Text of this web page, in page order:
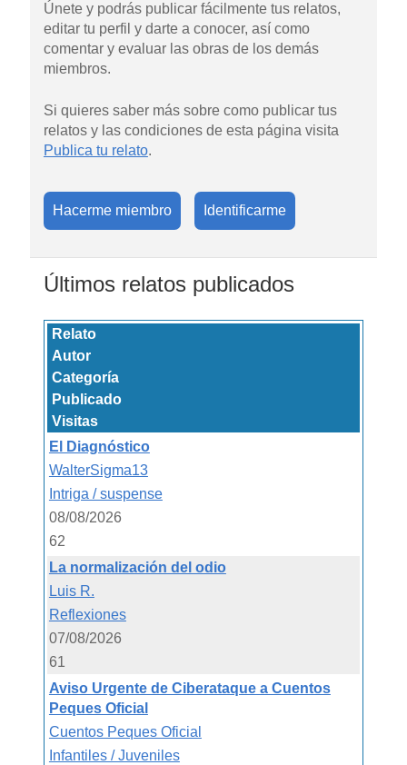
Únete y podrás publicar fácilmente tus relatos,
editar tu perfil y darte a conocer, así como
comentar y evaluar las obras de los demás
miembros.
Si quieres saber más sobre como publicar tus
relatos y las condiciones de esta página visita
Publica tu relato.
Hacerme miembro Identificarme
Últimos relatos publicados
Relato
Autor
Categoría
Publicado
Visitas
El Diagnóstico
WalterSigma13
Intriga / suspense
08/08/2026
62
La normalización del odio
Luis R.
Reflexiones
07/08/2026
61
Aviso Urgente de Ciberataque a Cuentos
Peques Oficial
Cuentos Peques Oficial
Infantiles / Juveniles